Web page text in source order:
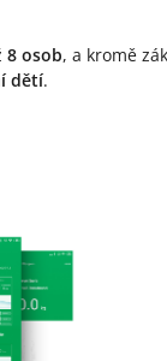
8 osob, a kromě
dětí.